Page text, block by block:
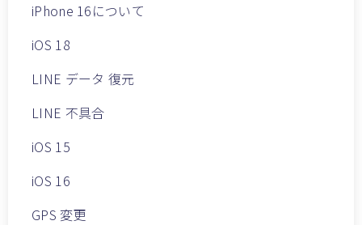
iPhone 16について
iOS 18
LINE データ 復元
LINE 不具合
iOS 15
iOS 16
GPS 変更